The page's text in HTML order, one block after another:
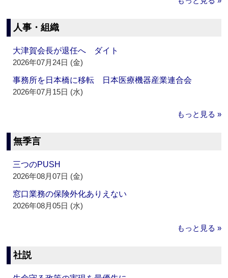
人事・組織
大津賀会長が退任へ ダイト
2026年07月24日 (金)
事務所を日本橋に移転 日本医療機器産業連合会
2026年07月15日 (水)
もっと見る »
無季言
三つのPUSH
2026年08月07日 (金)
窓口業務の保険外化ありえない
2026年08月05日 (水)
もっと見る »
社説